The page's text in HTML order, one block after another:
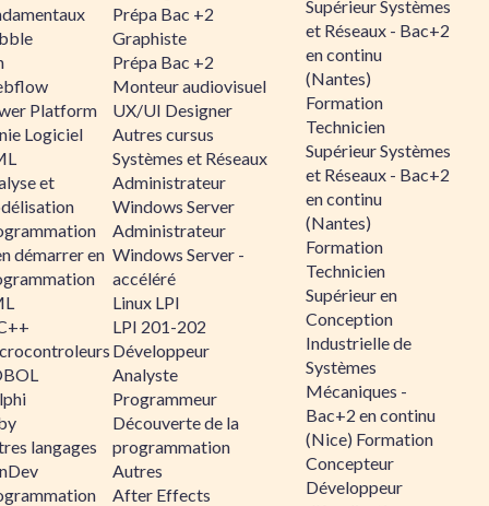
Platform
Logiciel
et
démarrer en
langages
Prépa Bac +2
Graphiste
Prépa Bac +2
Monteur audiovisuel
UX/UI Designer
Autres cursus
Systèmes et Réseaux
Administrateur
Windows Server
Administrateur
Windows Server -
accéléré
Linux LPI
LPI 201-202
Développeur
Analyste
Programmeur
Découverte de la
programmation
Autres
After Effects
Supérieur Systèmes
et Réseaux - Bac+2
en continu
(Nantes)
Formation
Technicien
Supérieur Systèmes
et Réseaux - Bac+2
en continu
(Nantes)
Formation
Technicien
Supérieur en
Conception
Industrielle de
Systèmes
Mécaniques -
Bac+2 en continu
(Nice) Formation
Concepteur
Développeur